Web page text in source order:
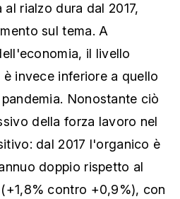
rialzo dura dal 2017,
sul tema. A
il livello
invece inferiore a quello
Nonostante ciò
della forza lavoro nel
dal 2017 l'organico è
doppio rispetto al
contro +0,9%), con